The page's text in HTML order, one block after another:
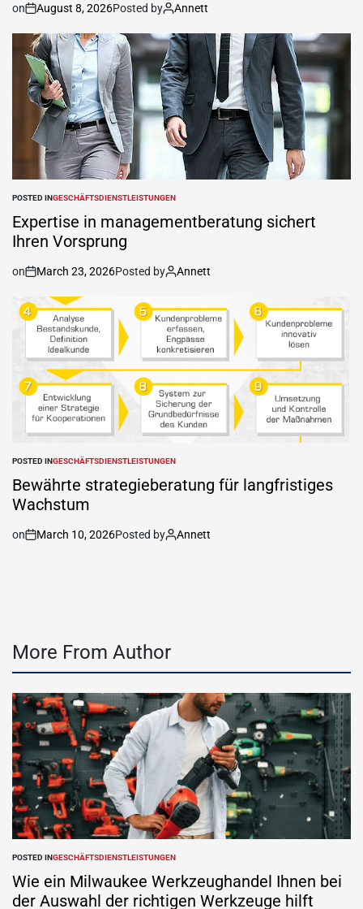
on August 8, 2026Posted by Annett
POSTED INGESCHÄFTSDIENSTLEISTUNGEN
Expertise in managementberatung sichert
Ihren Vorsprung
on March 23, 2026Posted by Annett
POSTED INGESCHÄFTSDIENSTLEISTUNGEN
Bewährte strategieberatung für langfristiges
Wachstum
on March 10, 2026Posted by Annett
More From Author
POSTED INGESCHÄFTSDIENSTLEISTUNGEN
Wie ein Milwaukee Werkzeughandel Ihnen bei
der Auswahl der richtigen Werkzeuge hilft